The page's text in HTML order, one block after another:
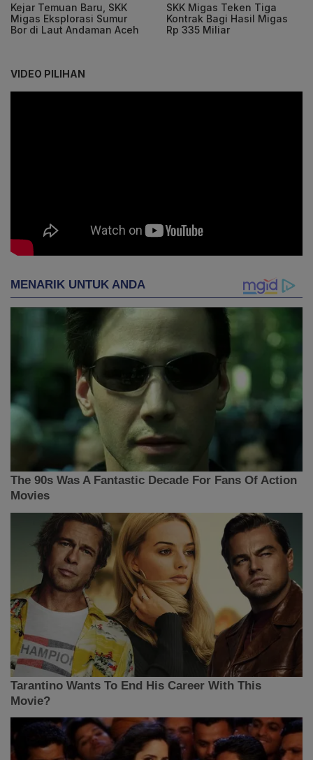
Kejar Temuan Baru, SKK
Migas Eksplorasi Sumur
Bor di Laut Andaman Aceh
SKK Migas Teken Tiga
Kontrak Bagi Hasil Migas
Rp 335 Miliar
VIDEO PILIHAN